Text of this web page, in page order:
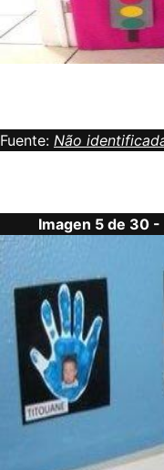
Fuente: Não
Imagen 5 de 30 -